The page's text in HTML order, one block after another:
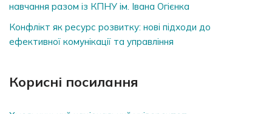
навчання разом із КПНУ ім. Івана Огієнка
Конфлікт як ресурс розвитку: нові підходи до
ефективної комунікації та управління
Корисні посилання